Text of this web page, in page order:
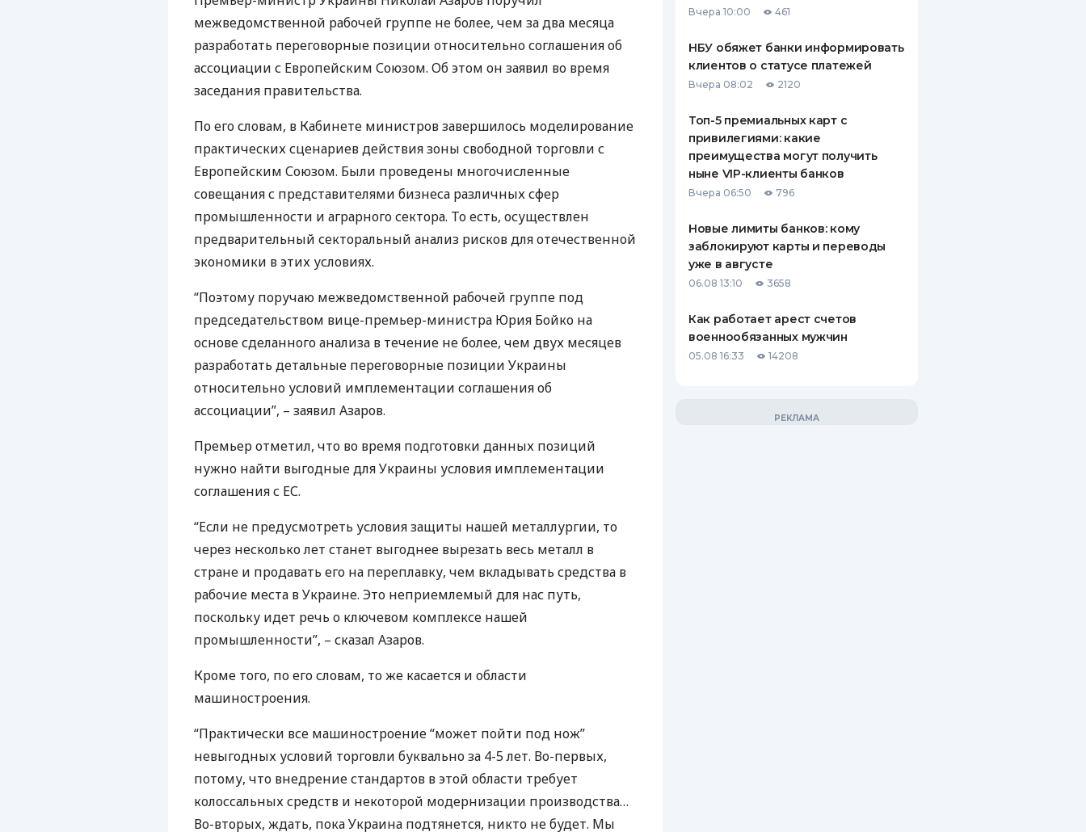
ЕЖЕМЕСЯЧНЫЙ ОБЗОР
КЕШБЭКА
ПУТЕВОДИТЕЛИ ПО
СТРАХОВАНИЮ
ВСЕ СТРАХОВЫЕ ПОЛИСЫ
ОТЗЫВЫ О СТРАХОВЫХ
КОМПАНИЯХ
межведомственной рабочей группе не более, чем за два месяца
разработать переговорные позиции относительно соглашения об
ассоциации с Европейским Союзом. Об этом он заявил во время
заседания правительства.
По его словам, в Кабинете министров завершилось моделирование
практических сценариев действия зоны свободной торговли с
Европейским Союзом. Были проведены многочисленные
совещания с представителями бизнеса различных сфер
промышленности и аграрного сектора. То есть, осуществлен
предварительный секторальный анализ рисков для отечественной
экономики в этих условиях.
“Поэтому поручаю межведомственной рабочей группе под
председательством вице-премьер-министра Юрия Бойко на
основе сделанного анализа в течение не более, чем двух месяцев
разработать детальные переговорные позиции Украины
относительно условий имплементации соглашения об
ассоциации”, – заявил Азаров.
Премьер отметил, что во время подготовки данных позиций
нужно найти выгодные для Украины условия имплементации
соглашения с ЕС.
“Если не предусмотреть условия защиты нашей металлургии, то
через несколько лет станет выгоднее вырезать весь металл в
стране и продавать его на переплавку, чем вкладывать средства в
рабочие места в Украине. Это неприемлемый для нас путь,
поскольку идет речь о ключевом комплексе нашей
промышленности”, – сказал Азаров.
Кроме того, по его словам, то же касается и области
машиностроения.
“Практически все машиностроение “может пойти под нож”
невыгодных условий торговли буквально за 4-5 лет. Во-первых,
потому, что внедрение стандартов в этой области требует
колоссальных средств и некоторой модернизации производства…
Во-вторых, ждать, пока Украина подтянется, никто не будет. Мы
Вчера 10:00 461
НБУ обяжет банки информировать
клиентов о статусе платежей
Вчера 08:02 2120
Топ-5 премиальных карт с
привилегиями: какие
преимущества могут получить
ныне VIP-клиенты банков
Вчера 06:50 796
Новые лимиты банков: кому
заблокируют карты и переводы
уже в августе
06.08 13:10 3658
Как работает арест счетов
военнообязанных мужчин
05.08 16:33 14208